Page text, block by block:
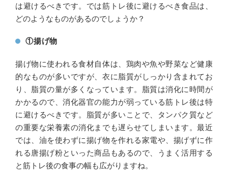
は避けるべきです。では筋トレ後に避けるべき食品は、
どのようなものがあるのでしょうか？
①揚げ物
揚げ物に使われる食材自体は、鶏肉や魚や野菜など健康
的なものが多いですが、衣に脂質がしっかり含まれてお
り、脂質の量が多くなっています。脂質は消化に時間が
かかるので、消化器官の能力が弱っている筋トレ後は特
に避けるべきです。脂質が多いことで、タンパク質など
の重要な栄養素の消化までも遅らせてしまいます。最近
では、油を使わずに揚げ物を作れる家電や、揚げずに作
れる唐揚げ粉といった商品もあるので、うまく活用する
と筋トレ後の食事の幅も広がりますね。